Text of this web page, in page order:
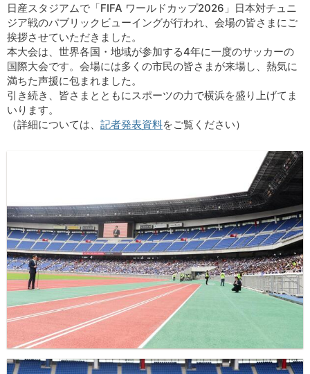
日産スタジアムで「FIFA ワールドカップ2026」日本対チュニ
ジア戦のパブリックビューイングが行われ、会場の皆さまにご
挨拶させていただきました。
本大会は、世界各国・地域が参加する4年に一度のサッカーの
国際大会です。会場には多くの市民の皆さまが来場し、熱気に
満ちた声援に包まれました。
引き続き、皆さまとともにスポーツの力で横浜を盛り上げてま
いります。
（詳細については、 記者発表資料をご覧ください）